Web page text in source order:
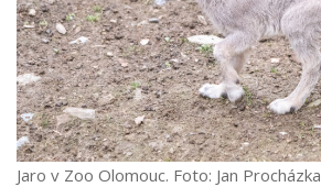
Jaro v Zoo Olomouc. Foto: Jan Procházka